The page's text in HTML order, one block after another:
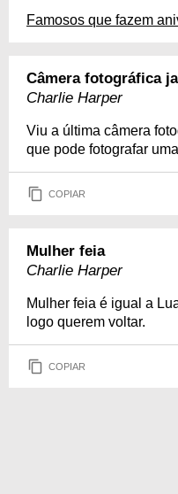
Famosos que fazem
Câmera fotográfica
Charlie Harper
Viu a última câmera
que pode fotografar
COPIAR
Mulher feia
Charlie Harper
Mulher feia é igual a
logo querem voltar.
COPIAR